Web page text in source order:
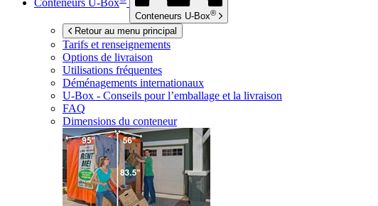
Conteneurs U-Box®
Retour au menu principal
Tarifs et renseignements
Options de livraison
Utilisations fréquentes
Déménagements internationaux
U-Box - Conseils pour l’emballage et la livraison
FAQ
Dimensions du conteneur